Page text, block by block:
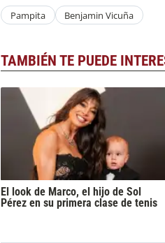
Pampita Benjamin Vicuña
TAMBIÉN TE PUEDE
El look de Marco, el hijo de Sol
Pérez en su primera clase de tenis